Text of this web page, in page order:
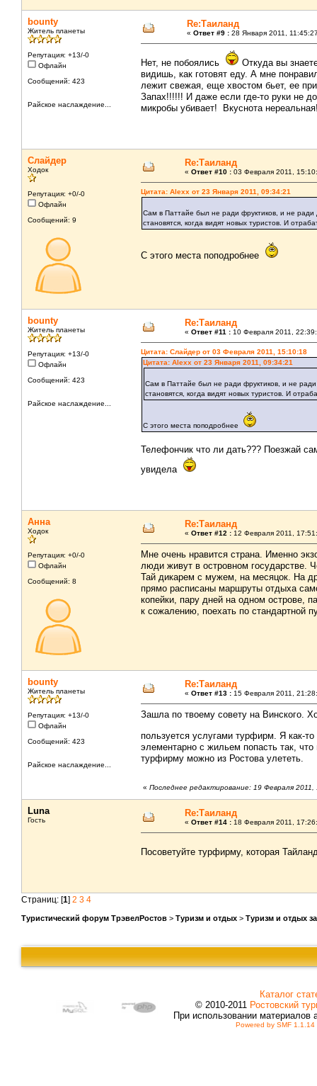
bounty
Житель планеты
Репутация: +13/-0
Офлайн
Сообщений: 423
Райское наслаждение...
Re:Таиланд
« Ответ #9 : 28 Января 2011,
Нет, не побоялись
Откуда вы
видишь, как готовят еду. А мне
лежит свежая, еще хвостом бьет, ее
Запах!!!!!! И даже если где-то руки не
микробы убивает! Вкуснота
Слайдер
Ходок
Репутация: +0/-0
Офлайн
Сообщений: 9
Re:Таиланд
« Ответ #10 : 03 Февраля 2011,
Цитата: Alexx от 23 Января 2011, 09:34:21
Сам в Паттайе был не ради фруктиков, и не
становятся, когда видят новых туристов. И
С этого места поподробнее
bounty
Житель планеты
Репутация: +13/-0
Офлайн
Сообщений: 423
Райское наслаждение...
Re:Таиланд
« Ответ #11 : 10 Февраля 2011,
Цитата: Слайдер от 03 Февраля 2011, 15:10:18
Цитата: Alexx от 23 Января 2011, 09:34:21
Сам в Паттайе был не ради фруктиков, и не
становятся, когда видят новых туристов. И
С этого места поподробнее
Телефончик что ли дать??? Поезжай
увидела
Анна
Ходок
Репутация: +0/-0
Офлайн
Сообщений: 8
Re:Таиланд
« Ответ #12 : 12 Февраля 2011,
Мне очень нравится страна. Именно
люди живут в островном государстве.
Тай дикарем с мужем, на месяцок. На
прямо расписаны маршруты отдыха
копейки, пару дней на одном острове,
к сожалению, поехать по стандартной
bounty
Житель планеты
Репутация: +13/-0
Офлайн
Сообщений: 423
Райское наслаждение...
Re:Таиланд
« Ответ #13 : 15 Февраля 2011,
Зашла по твоему совету на Винского.
пользуется услугами турфирм. Я как-
элементарно с жильем попасть так,
турфирму можно из Ростова улететь.
« Последнее редактирование: 19 Февраля
Luna
Гость
Re:Таиланд
« Ответ #14 : 18 Февраля 2011,
Посоветуйте турфирму, которая
Страниц: [1] 2 3 4
Туристический форум ТрэвелРостов > Туризм и отдых > Туризм и отдых
Каталог
© 2010-2011 Ростовский
При использовании материалов
Powered by SMF 1.1.14